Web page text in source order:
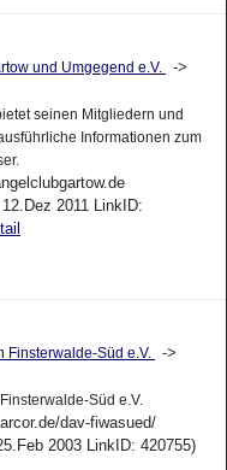
und Umgegend e.V.
->
seinen Mitgliedern und
Informationen zum
2011 LinkID:
Finsterwalde-Süd e.V.
->
Süd e.V.
dav-fiwasued/
2003 LinkID: 420755)